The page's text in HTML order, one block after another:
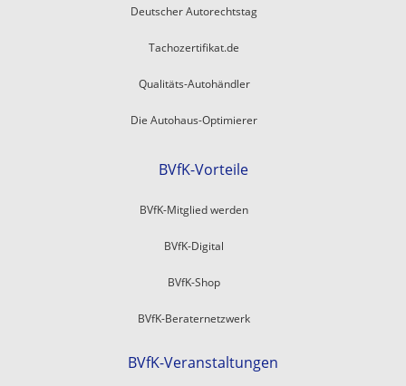
Deutscher Autorechtstag
Tachozertifikat.de
Qualitäts-Autohändler
Die Autohaus-Optimierer
BVfK-Vorteile
BVfK-Mitglied werden
BVfK-Digital
BVfK-Shop
BVfK-Beraternetzwerk
BVfK-Veranstaltungen